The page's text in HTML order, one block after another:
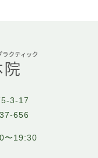
3-17
656
〜19:30